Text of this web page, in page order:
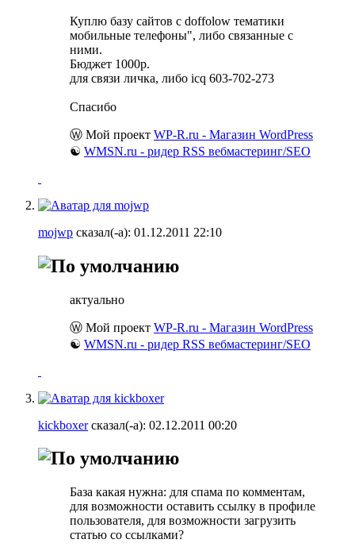
Куплю базу сайтов с doffolow тематики
мобильные телефоны", либо связанные с
ними.
Бюджет 1000р.
для связи личка, либо icq 603-702-273
Спасибо
Ⓦ Мой проект WP-R.ru - Магазин WordPress
☯ WMSN.ru - ридер RSS вебмастеринг/SEO
mojwp сказал(-а): 01.12.2011 22:10
актуально
Ⓦ Мой проект WP-R.ru - Магазин WordPress
☯ WMSN.ru - ридер RSS вебмастеринг/SEO
kickboxerсказал(-а): 02.12.2011 00:20
База какая нужна: для спама по комментам,
для возможности оставить ссылку в профиле
пользователя, для возможности загрузить
статью со ссылками?